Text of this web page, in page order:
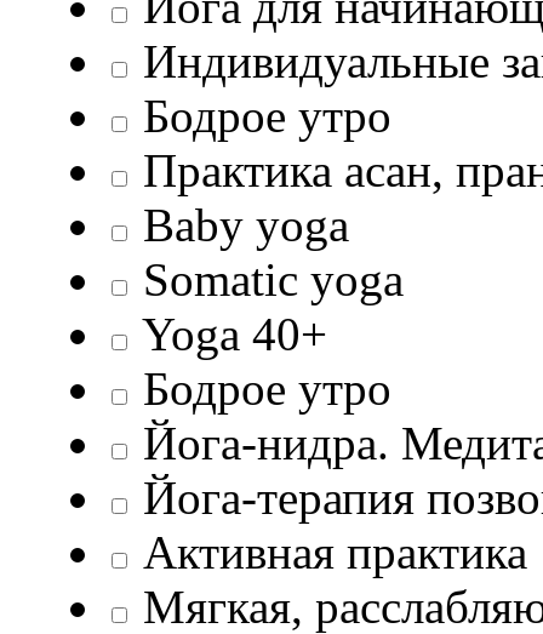
Индивидуальные
Бодрое утро
Практика асан,
Baby yoga
Somatic yoga
Yoga 40+
Бодрое утро
Йога-нидра.
Йога-терапия
Активная практика
Мягкая,